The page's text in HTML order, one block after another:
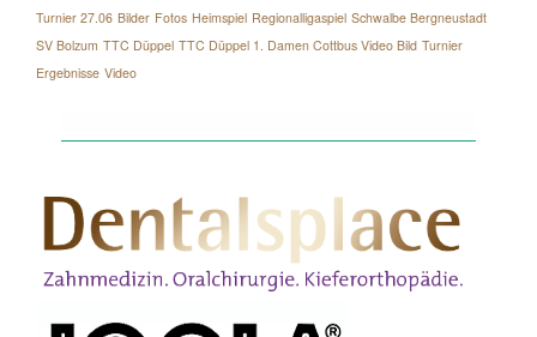
Turnier 27.06 Bilder Fotos Heimspiel Regionalligaspiel Schwalbe Bergneustadt
SV Bolzum TTC Düppel TTC Düppel 1. Damen Cottbus Video Bild Turnier
Ergebnisse Video